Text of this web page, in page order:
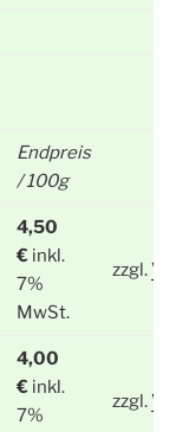
Endpreis
/ 100g
4,50
€ inkl.
7%
MwSt.
zzgl.
4,00
€ inkl.
7%
zzgl.